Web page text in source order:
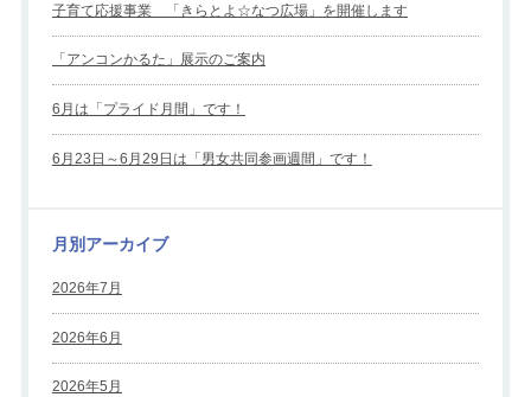
子育て応援事業 「きらとよ☆なつ広場」を開催します
「アンコンかるた」展示のご案内
6月は「プライド月間」です！
6月23日～6月29日は「男女共同参画週間」です！
月別アーカイブ
2026年7月
2026年6月
2026年5月